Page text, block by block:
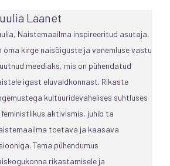
Laanet
Naistemaailma inspireeritud asutaja,
oma kirge naisõiguste ja vanemluse vastu
meediaks, mis on pühendatud
igast eluvaldkonnast. Rikaste
kultuuridevahelises suhtluses
feministlikus aktivismis, juhib ta
toetava ja kaasava
Tema pühendumus
rikastamisele ja